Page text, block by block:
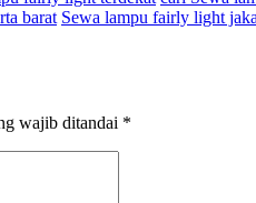
barat Sewa lampu fairly light
wajib ditandai *